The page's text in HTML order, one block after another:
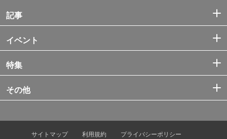
記事
イベント
特集
その他
サイトマップ 利用規約 プライバシーポリシー